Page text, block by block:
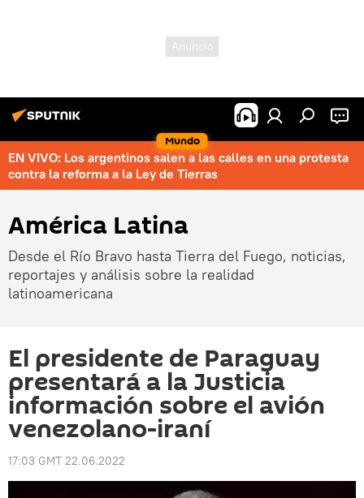
Mundo
EN VIVO: Los argentinos salen a las calles en una protesta
contra la reforma a la Ley de Tierras
América Latina
Desde el Río Bravo hasta Tierra del Fuego, noticias,
reportajes y análisis sobre la realidad
latinoamericana
El presidente de Paraguay
presentará a la Justicia
información sobre el avión
venezolano-iraní
17:03 GMT 22.06.2022